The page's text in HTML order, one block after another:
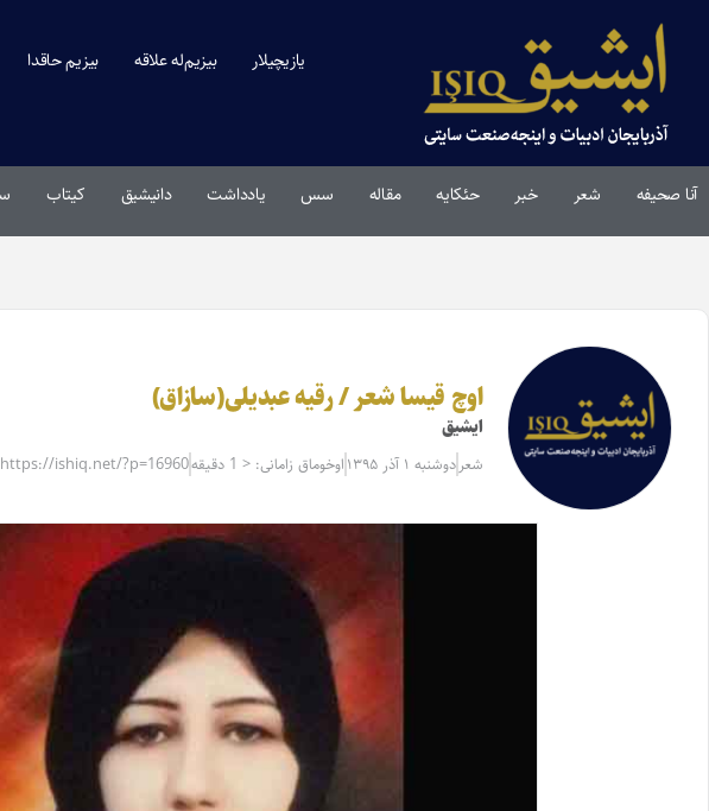
یازیچیلار بیزیم‌له علاقه بیزیم حاقدا
آنا صحیفه شعر خبر حئکایه مقاله‌ سس یادداشت دانیشیق کیتاب
اوچ قیسا شعر / رقیه عبدیلی(سازاق)
ایشیق
شعر دوشنبه ۱ آذر ۱۳۹۵ اوخوماق زامانی: < 1 دقیقه https://ishiq.net/?p=16960